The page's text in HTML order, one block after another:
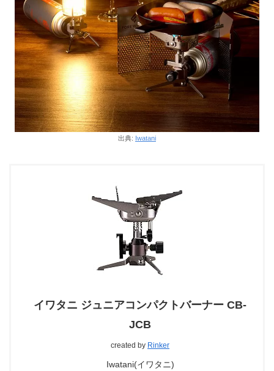
出典: Iwatani
イワタニ ジュニアコンパクトバーナー CB-
JCB
created by Rinker
Iwatani(イワタニ)